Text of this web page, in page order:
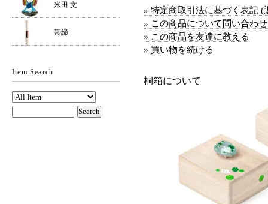
» 特定商取引法に基づく表記 (
» この商品について問い合わ
» この商品を友達に教える
» 買い物を続ける
桐箱について
米田 文
帯締
Item Search